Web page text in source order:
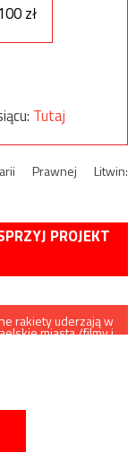
zł
Tutaj
Prawnej Litwin:
PROJEKT
rakiety uderzają w
miasta /filmy i